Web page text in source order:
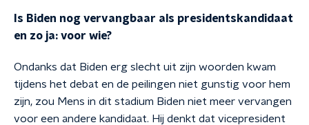
Is Biden nog vervangbaar als presidentskandidaat
en zo ja: voor wie?
Ondanks dat Biden erg slecht uit zijn woorden kwam
tijdens het debat en de peilingen niet gunstig voor hem
zijn, zou Mens in dit stadium Biden niet meer vervangen
voor een andere kandidaat. Hij denkt dat vicepresident